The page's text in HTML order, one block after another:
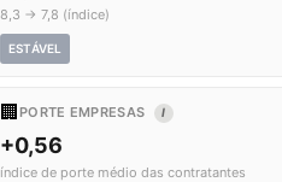
8,3 → 7,8 (índice)
ESTÁVEL
🏢 PORTE EMPRESAS I
+0,56
índice de porte médio das contratantes